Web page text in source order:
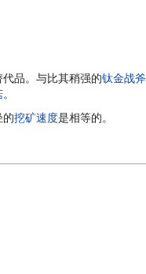
代品。与比其稍强的钛金战斧
。
的挖矿速度是相等的。